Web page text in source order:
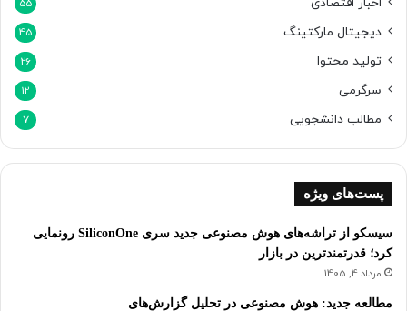
55
دیجیتال مارکتینگ 45
تولید محتوا 26
سرگرمی 12
مطالب دانشجویی 7
پست‌های ویژه
سیسکو از تراشه‌های هوش مصنوعی جدید سری SiliconOne رونمایی
کرد؛ قدرتمندترین در بازار
مرداد 4, 1405
مطالعه جدید: هوش مصنوعی در تحلیل گزارش‌های